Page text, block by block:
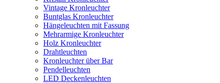
Vintage Kronleuchter
Buntglas Kronleuchter
Hängeleuchten mit Fassung
Mehrarmige Kronleuchter
Holz Kronleuchter
Drahtleuchten
Kronleuchter über Bar
Pendelleuchten
LED Deckenleuchten